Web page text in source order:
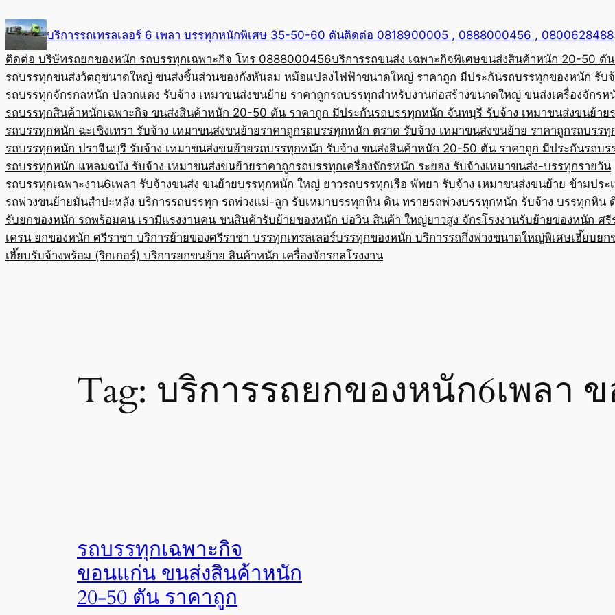
to
content
บริการรถเทรลเลอร์ 6 เพลา บรรทุกหนักพิเศษ 35-50-60 ตันติดต่อ 0818900005 , 0888000456 , 0800628488
ติดต่อ บริษัทรถยกของหนัก รถบรรทุกเฉพาะกิจ โทร 0888000456บริการรถขนส่ง เฉพาะกิจพิเศษขนส่งสินค้าหนัก 20-50 ตั
รถบรรทุกขนส่งวัตถุขนาดใหญ่ ขนส่งชิ้นส่วนของกังหันลม หม้อแปลงไฟฟ้าขนาดใหญ่ ราคาถูก มีประกันรถบรรทุกของหนัก รับจ้
รถบรรทุกจักรกลหนัก ปลวกแดง รับจ้าง เหมาขนส่งขนย้าย ราคาถูกรถบรรทุกสำหรับงานก่อสร้างขนาดใหญ่ ขนส่งเครื่องจักร
รถบรรทุกสินค้าหนักเฉพาะกิจ ขนส่งสินค้าหนัก 20-50 ตัน ราคาถูก มีประกันรถบรรทุกหนัก จันทบุรี รับจ้าง เหมาขนส่งขนย้าย
รถบรรทุกหนัก ฉะเชิงเทรา รับจ้าง เหมาขนส่งขนย้ายราคาถูกรถบรรทุกหนัก ตราด รับจ้าง เหมาขนส่งขนย้าย ราคาถูกรถบรรทุ
รถบรรทุกหนัก ปราจีนบุรี รับจ้าง เหมาขนส่งขนย้ายรถบรรทุกหนัก รับจ้าง ขนส่งสินค้าหนัก 20-50 ตัน ราคาถูก มีประกันรถบร
รถบรรทุกหนัก แหลมฉบัง รับจ้าง เหมาขนส่งขนย้ายราคาถูกรถบรรทุกเครื่องจักรหนัก ระยอง รับจ้างเหมาขนส่ง-บรรทุกรายวัน
รถบรรทุกเฉพาะงาน6เพลา รับจ้างขนส่ง ขนย้ายบรรทุกหนัก ใหญ่ ยาวรถบรรทุกเรือ พัทยา รับจ้าง เหมาขนส่งขนย้าย ข้ามประ
รถพ่วงขนย้ายมันสำปะหลัง บริการรถบรรทุก รถพ่วงแม่-ลูก รับเหมาบรรทุกหิน ดิน ทรายรถพ่วงบรรทุกหนัก รับจ้าง บรรทุกหิน
รับยกของหนัก รถพร้อมคน เรามีแรงงานคน ขนสินค้ารับย้ายของหนัก บ่อวิน สินค้า ใหญ่ยาวสูง จักรโรงงานรับย้ายของหนัก ศรี
เครน ยกของหนัก ศรีราชา บริการย้ายของศรีราชา บรรทุกเทรลเลอร์บรรทุกของหนัก บริการรถกึ่งพ่วงขนาดใหญ่พิเศษเฮี๊ยบยก
เฮี๊ยบรับจ้างพร้อม (ริกเกอร์) บริการยกขนย้าย สินค้าหนัก เครื่องจักรกลโรงงาน
Tag: บริการรถยกของหนัก6เพลา
รถบรรทุกเฉพาะกิจ
ขอนแก่น ขนส่งสินค้าหนัก
20-50 ตัน ราคาถูก